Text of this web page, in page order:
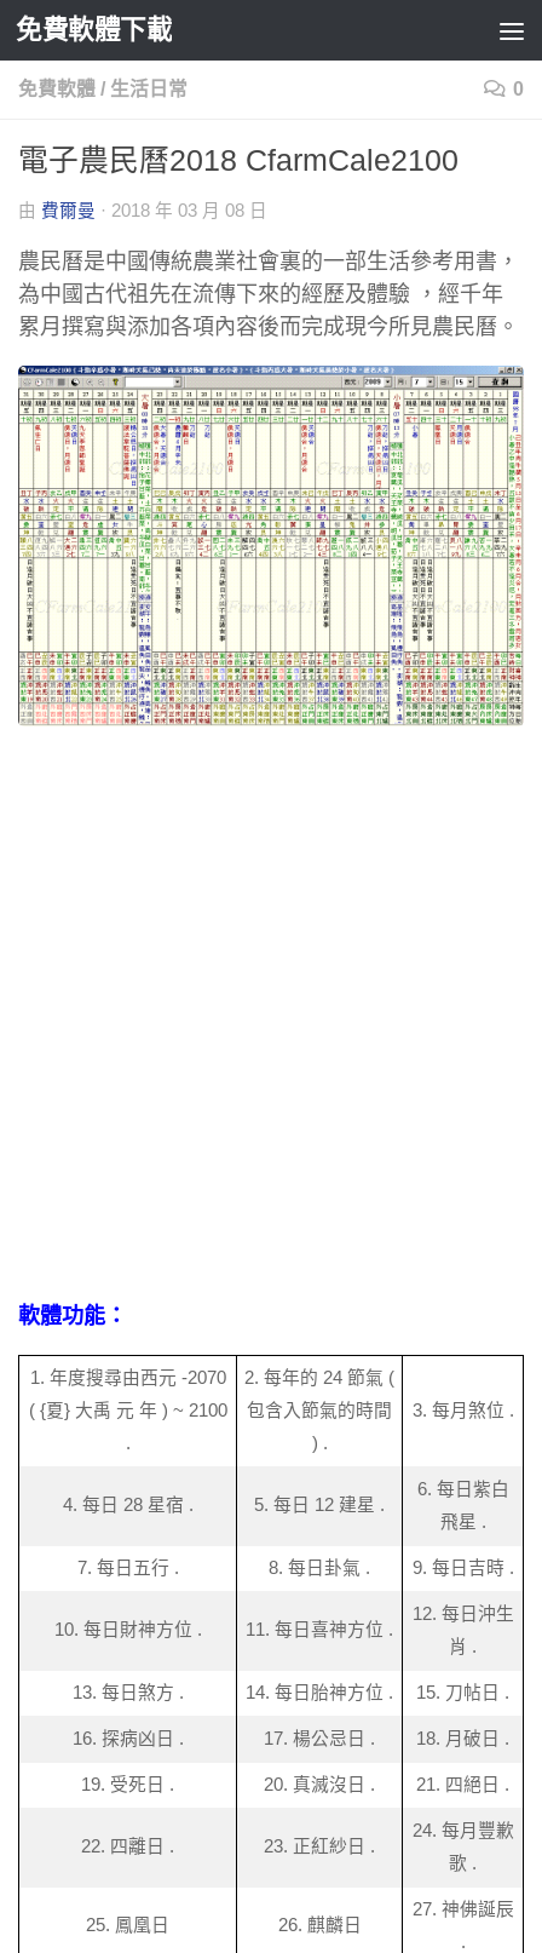
Skip to content
免費軟體下載
免費軟體 / 生活日常 0
電子農民曆2018 CfarmCale2100
由 費爾曼 · 2018 年 03 月 08 日
農民曆是中國傳統農業社會裏的一部生活參考用書，
為中國古代祖先在流傳下來的經歷及體驗 ，經千年
累月撰寫與添加各項內容後而完成現今所見農民曆。
軟體功能：
1. 年度搜尋由西元 -2070
( {夏} 大禹 元 年 ) ~ 2100
.
2. 每年的 24 節氣 (
包含入節氣的時間
) .
3. 每月煞位 .
4. 每日 28 星宿 . 5. 每日 12 建星 .
6. 每日紫白
飛星 .
7. 每日五行 . 8. 每日卦氣 . 9. 每日吉時 .
10. 每日財神方位 . 11. 每日喜神方位 .
12. 每日沖生
肖 .
13. 每日煞方 . 14. 每日胎神方位 . 15. 刀帖日 .
16. 探病凶日 . 17. 楊公忌日 . 18. 月破日 .
19. 受死日 . 20. 真滅沒日 . 21. 四絕日 .
22. 四離日 . 23. 正紅紗日 .
24. 每月豐歉
歌 .
25. 鳳凰日 26. 麒麟日
27. 神佛誕辰
.